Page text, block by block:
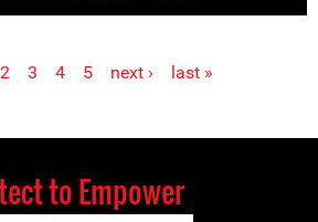
2 3 4 5 next › last »
to Empower